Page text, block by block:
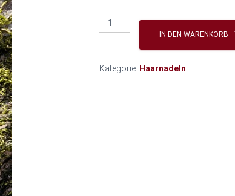
Haarnadel
"Schnörkel"
IN DEN WARENKORB
Kategorie: Haarnadeln